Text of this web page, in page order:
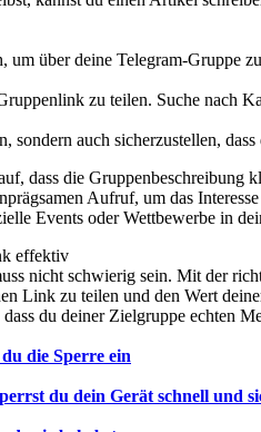
um über deine Telegram-
zu teilen. Suche nach
auch sicherzustellen,
dass die Gruppenbeschreibung
Aufruf, um das
Events oder Wettbewerbe in
effektiv
nicht schwierig sein. Mit der
Link zu teilen und den Wert
du deiner Zielgruppe echten
die Sperre ein
du dein Gerät schnell und